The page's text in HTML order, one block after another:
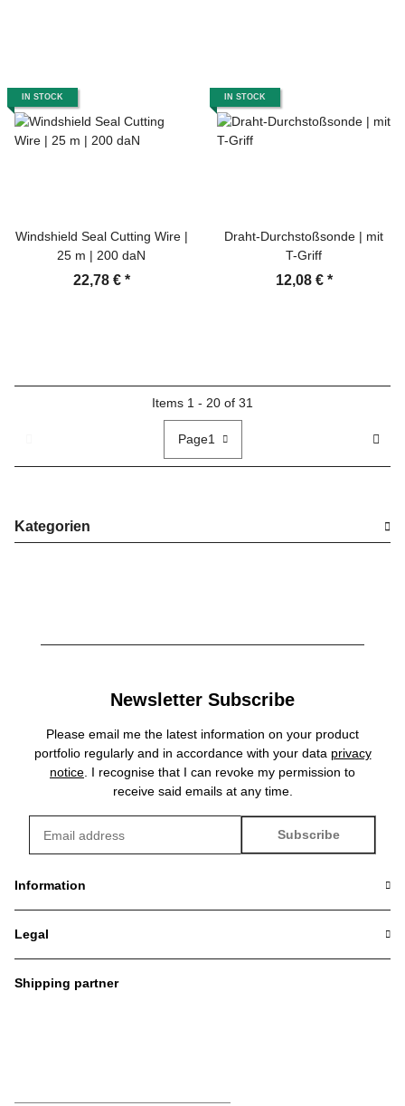
IN STOCK
Windshield Seal Cutting Wire |
25 m | 200 daN
22,78 € *
IN STOCK
Draht-Durchstoßsonde | mit
T-Griff
12,08 € *
Items 1 - 20 of 31
Page1
Kategorien
Newsletter Subscribe
Please email me the latest information on your product
portfolio regularly and in accordance with your data privacy
notice. I recognise that I can revoke my permission to
receive said emails at any time.
Subscribe
Information
Legal
Shipping partner